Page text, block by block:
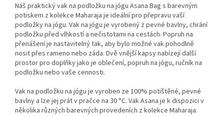
Náš praktický vak na podložku na jógu Asana Bag s barevným
potiskem z kolekce Maharaja je ideální pro přepravu vaší
podložky na jógu. Vak na jógu je vyrobený z pevné bavlny, chrání
podložku před vlhkostí a nečistotami na cestách. Popruh na
přenášení je nastavitelný tak, aby bylo možné vak pohodlně
nosit přes rameno nebo záda. Dvě vnější kapsy nabízejí další
prostor pro doplňky jako je oblečení, popruh na jógu, ručník na
podložku nebo vaše cennosti.
Vak na podložku na jógu je vyroben ze 100% potištěné, pevné
bavlny a lze jej prát v pračce na 30 °C. Vak Asana je k dispozici v
několika různých barevných provedeních z kolekce Maharaja.